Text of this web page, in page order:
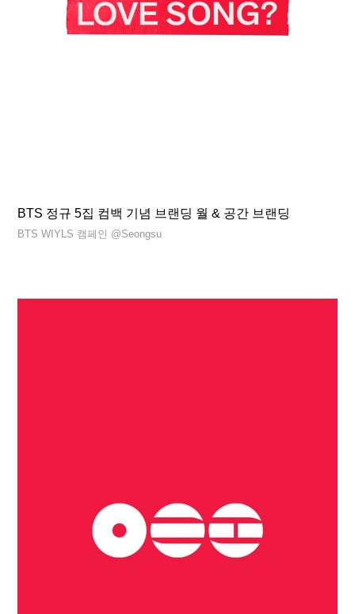
BTS 정규 5집 컴백 기념 브랜딩 월 & 공간 브랜딩
BTS WIYLS 캠페인 @Seongsu